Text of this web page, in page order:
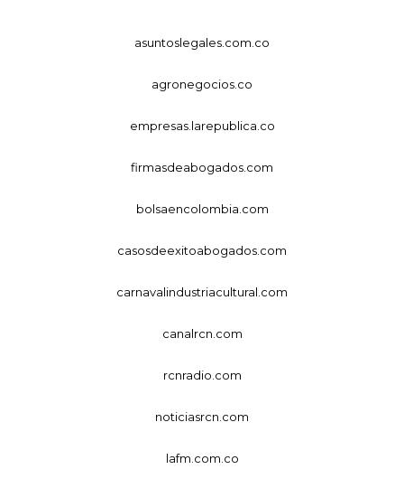
asuntoslegales.com.co
agronegocios.co
empresas.larepublica.co
firmasdeabogados.com
bolsaencolombia.com
casosdeexitoabogados.com
carnavalindustriacultural.com
canalrcn.com
rcnradio.com
noticiasrcn.com
lafm.com.co